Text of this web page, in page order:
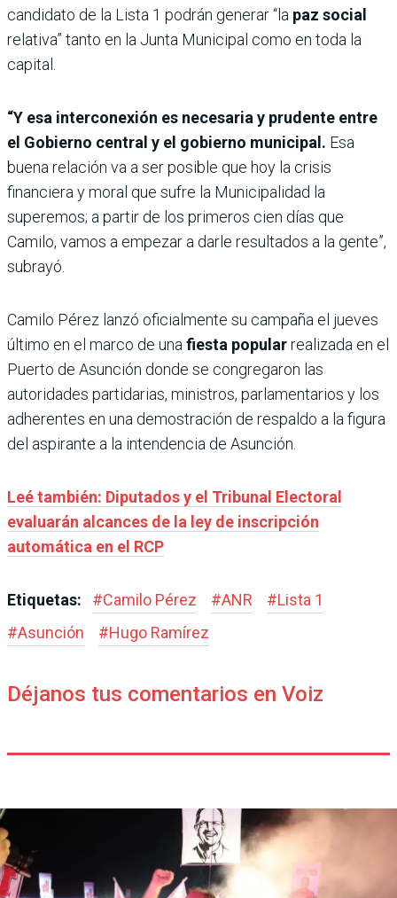
candidato de la Lista 1 podrán generar “la paz social
relativa” tanto en la Junta Municipal como en toda la
capital.
“Y esa interconexión es necesaria y prudente entre
el Gobierno central y el gobierno municipal. Esa
buena relación va a ser posible que hoy la crisis
financiera y moral que sufre la Municipalidad la
superemos; a partir de los primeros cien días que
Camilo, vamos a empezar a darle resultados a la gente”,
subrayó.
Camilo Pérez lanzó oficialmente su campaña el jueves
último en el marco de una fiesta popularrealizada en el
Puerto de Asunción donde se congregaron las
autoridades partidarias, ministros, parlamentarios y los
adherentes en una demostración de respaldo a la figura
del aspirante a la intendencia de Asunción.
Leé también: Diputados y el Tribunal Electoral
evaluarán alcances de la ley de inscripción
automática en el RCP
Etiquetas: #Camilo Pérez #ANR #Lista 1
#Asunción #Hugo Ramírez
Déjanos tus comentarios en Voiz